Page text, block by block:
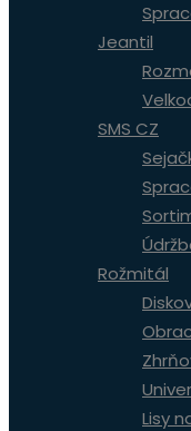
Jeantil
SMS CZ
Rožmitál
Lisy